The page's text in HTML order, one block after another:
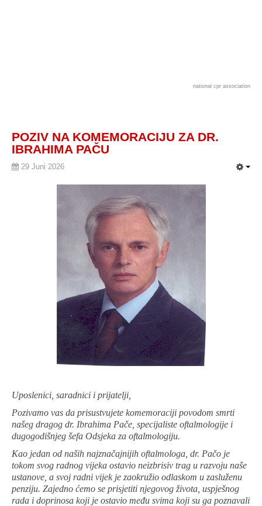
national cpr association
POZIV NA KOMEMORACIJU ZA DR.
IBRAHIMA PAČU
29 Juni 2026
Uposlenici, saradnici i prijatelji,
Pozivamo vas da prisustvujete komemoraciji povodom smrti
našeg dragog dr. Ibrahima Pače, specijaliste oftalmologije i
dugogodišnjeg šefa Odsjeka za oftalmologiju.
Kao jedan od naših najznačajnijih oftalmologa, dr. Pačo je
tokom svog radnog vijeka ostavio neizbrisiv trag u razvoju naše
ustanove, a svoj radni vijek je zaokružio odlaskom u zasluženu
penziju. Zajedno ćemo se prisjetiti njegovog života, uspješnog
rada i doprinosa koji je ostavio među svima koji su ga poznavali